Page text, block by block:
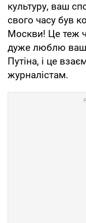
культуру, ваш
свого часу був
Москви! Це теж
дуже люблю
Путіна, і це
журналістам.